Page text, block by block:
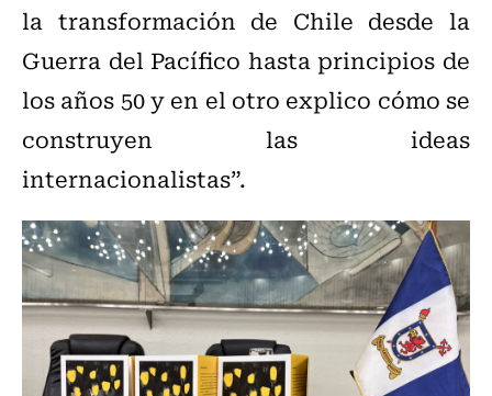
la transformación de Chile desde la
Guerra del Pacífico hasta principios de
los años 50 y en el otro explico cómo se
construyen las ideas
internacionalistas”.